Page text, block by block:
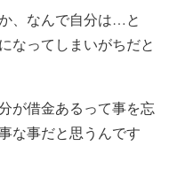
、なんで自分は…と
なってしまいがちだと
が借金あるって事を忘
な事だと思うんです